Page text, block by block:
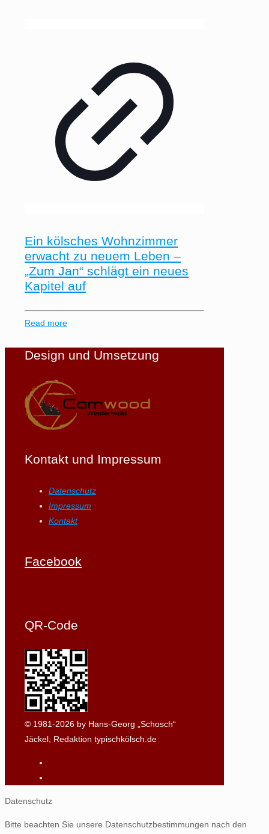
Ein kölsches Wohnzimmer
erwacht zu neuem Leben –
„Zum Jan“ schlägt ein neues
Kapitel auf
Read more
Design und Umsetzung
Kontakt und Impressum
Datenschutz
Impressum
Kontakt
Facebook
QR-Code
© 1981-2026 by Hans-Georg „Schosch“
Jäckel, Redaktion typischkölsch.de
Datenschutz
Bitte beachten Sie unsere Datenschutzbestimmungen nach den